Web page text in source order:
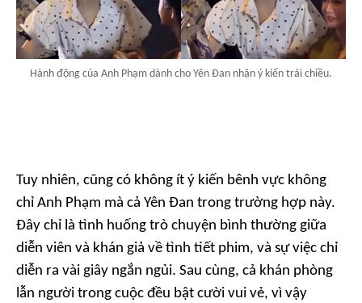
Hành động của Anh Phạm dành cho Yên Đan nhận ý kiến trái chiều.
Tuy nhiên, cũng có không ít ý kiến bênh vực không
chỉ Anh Phạm mà cả Yên Đan trong trường hợp này.
Đây chỉ là tình huống trò chuyện bình thường giữa
diễn viên và khán giả về tình tiết phim, và sự việc chỉ
diễn ra vài giây ngắn ngủi. Sau cùng, cả khán phòng
lẫn người trong cuộc đều bật cười vui vẻ, vì vậy